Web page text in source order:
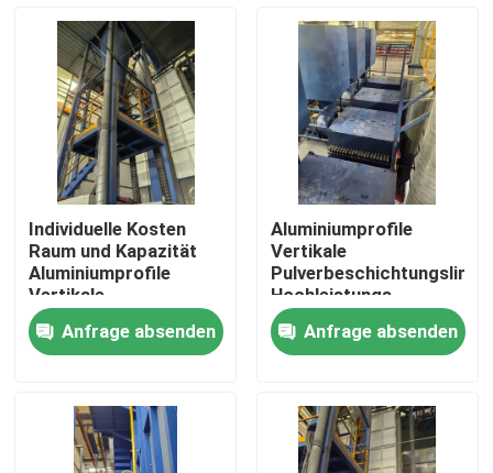
Haus
VR Show
Individuelle Kosten
Raum und Kapazität
Aluminiumprofile
Vertikale
Pulverbeschichtungslinie
Hochleistung
Anfrage absenden
Aluminiumprofile
Vertikale
Pulverbeschichtungslinie
Hochleistungs-
Anfrage absenden